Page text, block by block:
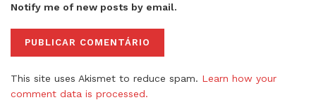
Notify me of new posts by email.
This site uses Akismet to reduce spam. Learn how your
comment data is processed.